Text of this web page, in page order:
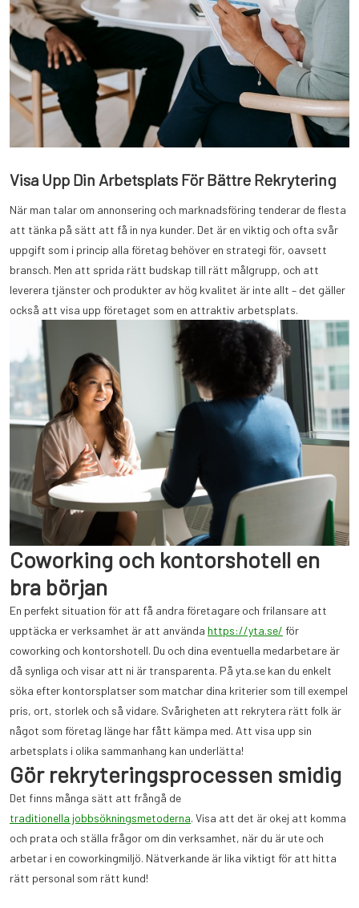
Visa Upp Din Arbetsplats För Bättre Rekrytering
När man talar om annonsering och marknadsföring tenderar de flesta
att tänka på sätt att få in nya kunder. Det är en viktig och ofta svår
uppgift som i princip alla företag behöver en strategi för, oavsett
bransch. Men att sprida rätt budskap till rätt målgrupp, och att
leverera tjänster och produkter av hög kvalitet är inte allt – det gäller
också att visa upp företaget som en attraktiv arbetsplats.
Coworking och kontorshotell en
bra början
En perfekt situation för att få andra företagare och frilansare att
upptäcka er verksamhet är att använda https://yta.se/ för
coworking och kontorshotell. Du och dina eventuella medarbetare är
då synliga och visar att ni är transparenta. På yta.se kan du enkelt
söka efter kontorsplatser som matchar dina kriterier som till exempel
pris, ort, storlek och så vidare. Svårigheten att rekrytera rätt folk är
något som företag länge har fått kämpa med. Att visa upp sin
arbetsplats i olika sammanhang kan underlätta!
Gör rekryteringsprocessen smidig
Det finns många sätt att frångå de
traditionella jobbsökningsmetoderna. Visa att det är okej att komma
och prata och ställa frågor om din verksamhet, när du är ute och
arbetar i en coworkingmiljö. Nätverkande är lika viktigt för att hitta
rätt personal som rätt kund!